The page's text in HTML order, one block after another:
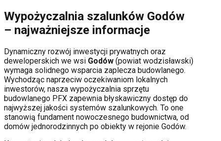
Wypożyczalnia szalunków Godów
– najważniejsze informacje
Dynamiczny rozwój inwestycji prywatnych oraz
deweloperskich we wsi Godów (powiat wodzisławski)
wymaga solidnego wsparcia zaplecza budowlanego.
Wychodząc naprzeciw oczekiwaniom lokalnych
inwestorów, nasza wypożyczalnia sprzętu
budowlanego PFX zapewnia błyskawiczny dostęp do
najwyższej jakości systemów szalunkowych. To one
stanowią fundament nowoczesnego budownictwa, od
domów jednorodzinnych po obiekty w rejonie Godów.